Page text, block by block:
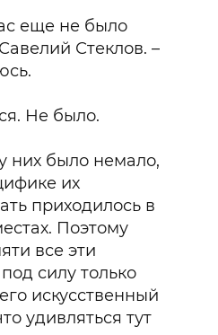
еще не было
Стеклов. –
Не было.
них было немало,
их
приходилось в
Поэтому
все эти
силу только
искусственный
удивляться тут